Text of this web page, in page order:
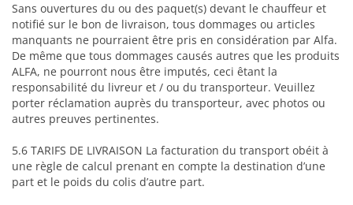
Sans ouvertures du ou des paquet(s) devant le chauffeur et
notifié sur le bon de livraison, tous dommages ou articles
manquants ne pourraient être pris en considération par Alfa.
De même que tous dommages causés autres que les produits
ALFA, ne pourront nous être imputés, ceci êtant la
responsabilité du livreur et / ou du transporteur. Veuillez
porter réclamation auprès du transporteur, avec photos ou
autres preuves pertinentes.
5.6 TARIFS DE LIVRAISON La facturation du transport obéit à
une règle de calcul prenant en compte la destination d’une
part et le poids du colis d’autre part.